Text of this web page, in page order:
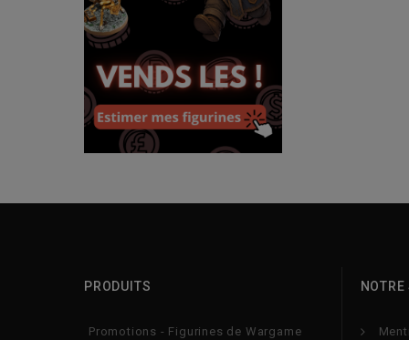
PRODUITS
Promotions - Figurines de Wargame
NOTRE